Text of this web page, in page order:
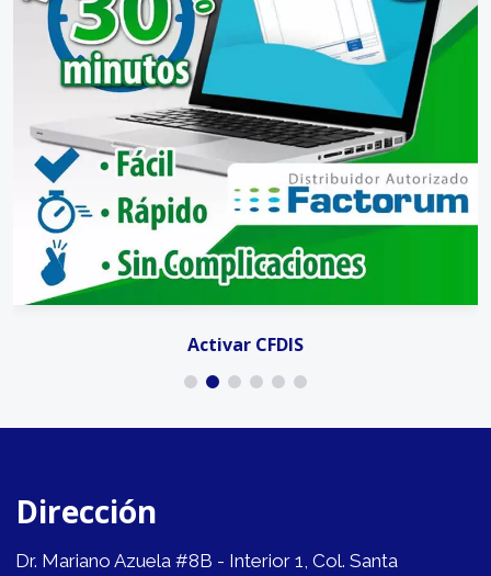
Activar CFDIS
Dirección
Dr. Mariano Azuela #8B - Interior 1, Col. Santa